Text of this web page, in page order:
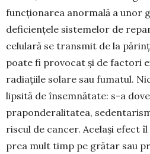
funcționarea anormală a unor
deficiențele sistemelor de
celulară se transmit de la
poate fi provocat și de factori
radiațiile solare sau fumatul.
lipsită de însemnătate: s-a
praponderalitatea,
riscul de cancer. Același efect
prea mult timp pe grătar sau